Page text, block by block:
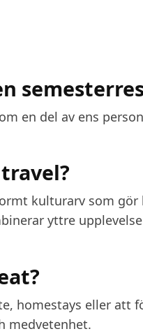
en del av ens
kulturarv som gör
yttre
homestays eller att
medvetenhet.